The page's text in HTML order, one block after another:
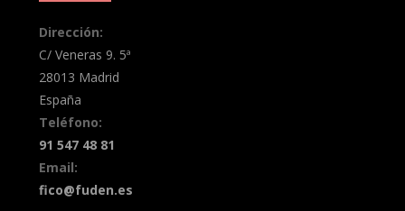
Dirección:
C/ Veneras 9. 5ª
28013 Madrid
España
Teléfono:
91 547 48 81
Email:
fico@fuden.es